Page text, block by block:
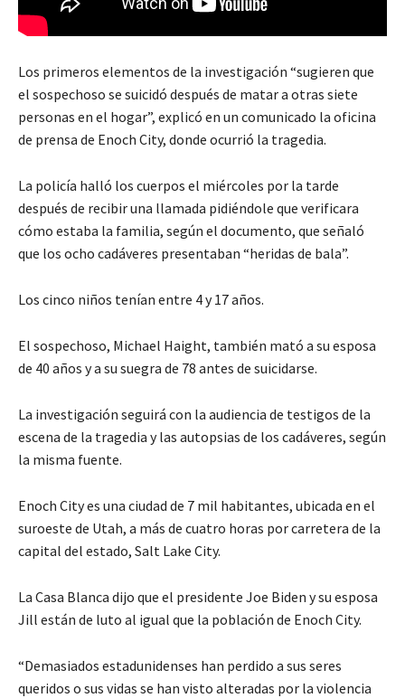
Los primeros elementos de la investigación “sugieren que
el sospechoso se suicidó después de matar a otras siete
personas en el hogar”, explicó en un comunicado la oficina
de prensa de Enoch City, donde ocurrió la tragedia.
La policía halló los cuerpos el miércoles por la tarde
después de recibir una llamada pidiéndole que verificara
cómo estaba la familia, según el documento, que señaló
que los ocho cadáveres presentaban “heridas de bala”.
Los cinco niños tenían entre 4 y 17 años.
El sospechoso, Michael Haight, también mató a su esposa
de 40 años y a su suegra de 78 antes de suicidarse.
La investigación seguirá con la audiencia de testigos de la
escena de la tragedia y las autopsias de los cadáveres, según
la misma fuente.
Enoch City es una ciudad de 7 mil habitantes, ubicada en el
suroeste de Utah, a más de cuatro horas por carretera de la
capital del estado, Salt Lake City.
La Casa Blanca dijo que el presidente Joe Biden y su esposa
Jill están de luto al igual que la población de Enoch City.
“Demasiados estadunidenses han perdido a sus seres
queridos o sus vidas se han visto alteradas por la violencia